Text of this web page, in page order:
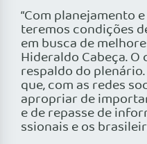
“Com planejamento
teremos condições
em busca de
Hideraldo Cabeça.
respaldo do
que, com as redes
apropriar de
e de repasse de
ssionais e os